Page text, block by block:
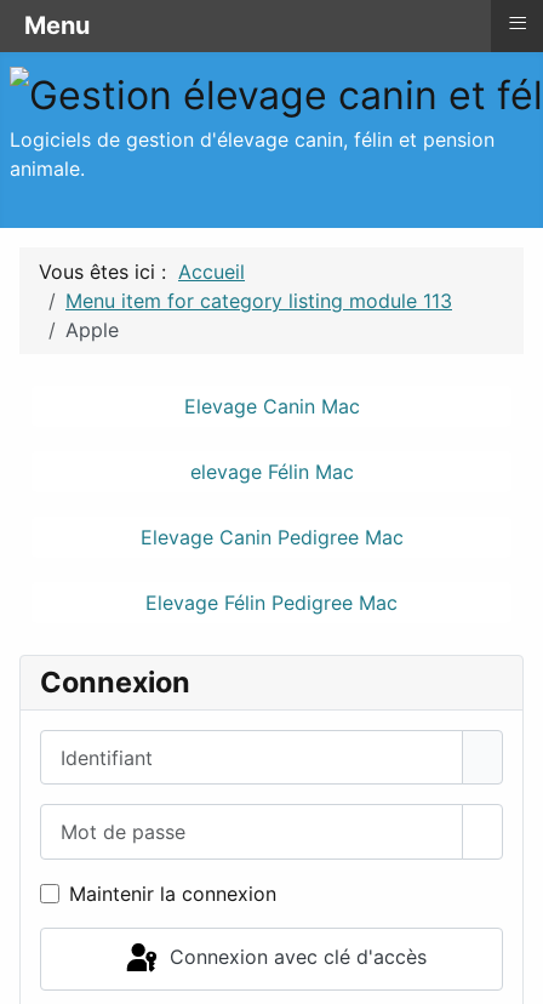
Logiciels de gestion d'élevage canin, félin et pension
animale.
Connexion
Maintenir la connexion
Connexion avec clé d'accès
Vous êtes ici : Accueil
Menu item for category listing module 113
Apple
Elevage Canin Mac
elevage Félin Mac
Elevage Canin Pedigree Mac
Elevage Félin Pedigree Mac
Menu ≡
Menu ≡